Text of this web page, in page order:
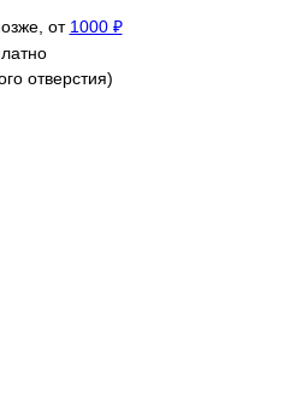
от 1000 ₽
отверстия)